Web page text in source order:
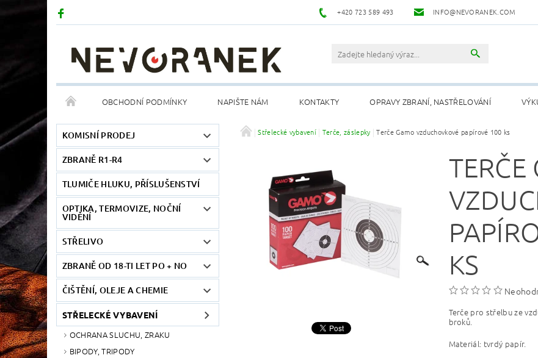
+420 723 589 493 INFO@NEVORANEK.COM
OBCHODNÍ PODMÍNKY NAPIŠTE NÁM KONTAKTY OPRAVY ZBRANÍ, NASTŘELOVÁNÍ
KOMISNÍ PRODEJ
ZBRANĚ R1-R4
TLUMIČE HLUKU, PŘÍSLUŠENSTVÍ
OPTIKA, TERMOVIZE, NOČNÍ
VIDĚNÍ
STŘELIVO
ZBRANĚ OD 18-TI LET PO + NO
ČIŠTĚNÍ, OLEJE A CHEMIE
STŘELECKÉ VYBAVENÍ
OCHRANA SLUCHU, ZRAKU
BIPODY, TRIPODY
Střelecké vybavení Terče, záslepky Terče Gamo vzduchovkové papírové 100 ks
KS
Terče pro střelbu ze
broků.
Materiál: tvrdý papír.